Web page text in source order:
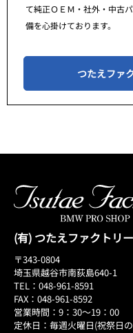
て純正ＯＥＭ・社外・中古
備を心掛けております。
つたえファ
(有) つたえファクトリー
〒343-0804
埼玉県越谷市南荻島640-1
TEL：048-961-8591
FAX：048-961-8592
営業時間：9：30～19：00
定休日：毎週火曜日(祝祭日